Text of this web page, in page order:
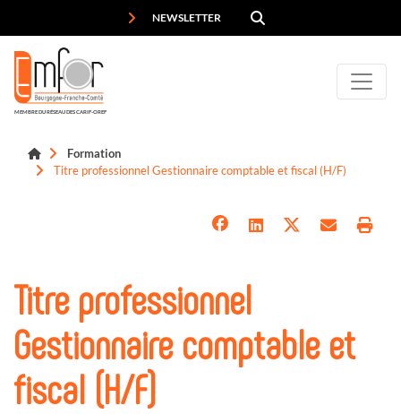
NEWSLETTER
MEMBRE DU RÉSEAU DES CARIF-OREF
Formation
Titre professionnel Gestionnaire comptable et fiscal (H/F)
Titre professionnel
Gestionnaire comptable et
fiscal (H/F)
Panneau de gestion des cookies